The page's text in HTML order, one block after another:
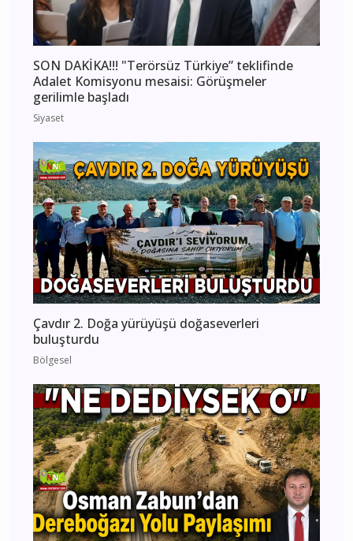
SON DAKİKA!!! "Terörsüz Türkiye” teklifinde
Adalet Komisyonu mesaisi: Görüşmeler
gerilimle başladı
Siyaset
Çavdır 2. Doğa yürüyüşü doğaseverleri
buluşturdu
Bölgesel